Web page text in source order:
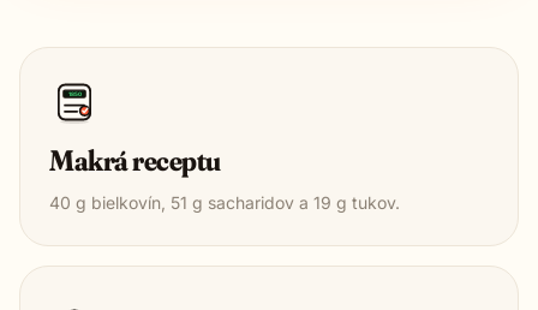
1850
Makrá receptu
40 g bielkovín, 51 g sacharidov a 19 g tukov.